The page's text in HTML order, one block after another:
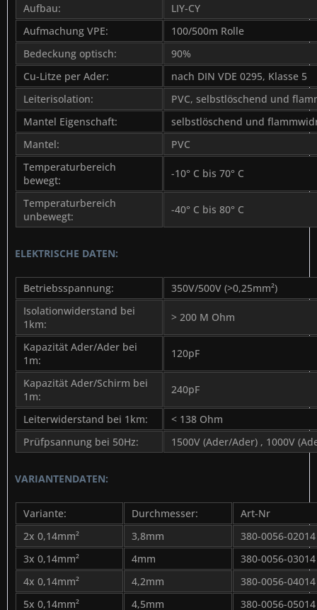
Aufbau:
LIY-CY
Aufmachung VPE:
100/500m Rolle
Bedeckung optisch:
90%
Cu-Litze per Ader:
nach DIN VDE 0295, Klasse 5
Leiterisolation:
PVC, selbstlöschend und
Mantel Eigenschaft:
selbstlöschend und
Mantel:
PVC
Temperaturbereich
bewegt:
-10° C bis 70° C
Temperaturbereich
unbewegt:
-40° C bis 80° C
ELEKTRISCHE DATEN:
Betriebsspannung:
350V/500V (>0,25mm²)
Isolationwiderstand bei
1km:
> 200 M Ohm
Kapazität Ader/Ader bei
1m:
120pF
Kapazität Ader/Schirm bei
1m:
240pF
Leiterwiderstand bei 1km:
< 138 Ohm
Prüfpsannung bei 50Hz:
1500V (Ader/Ader) , 1000V
VARIANTENDATEN:
Variante: Durchmesser:
Art-Nr
2x 0,14mm²
3,8mm
380-0056-02014
3x 0,14mm²
4mm
380-0056-03014
4x 0,14mm²
4,2mm
380-0056-04014
5x 0,14mm²
4,5mm 380-0056-05014